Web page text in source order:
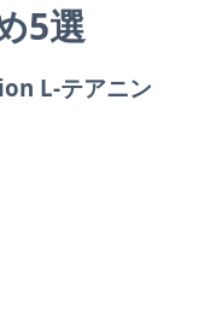
5選
L-テアニン
、AlphaWave®（ア